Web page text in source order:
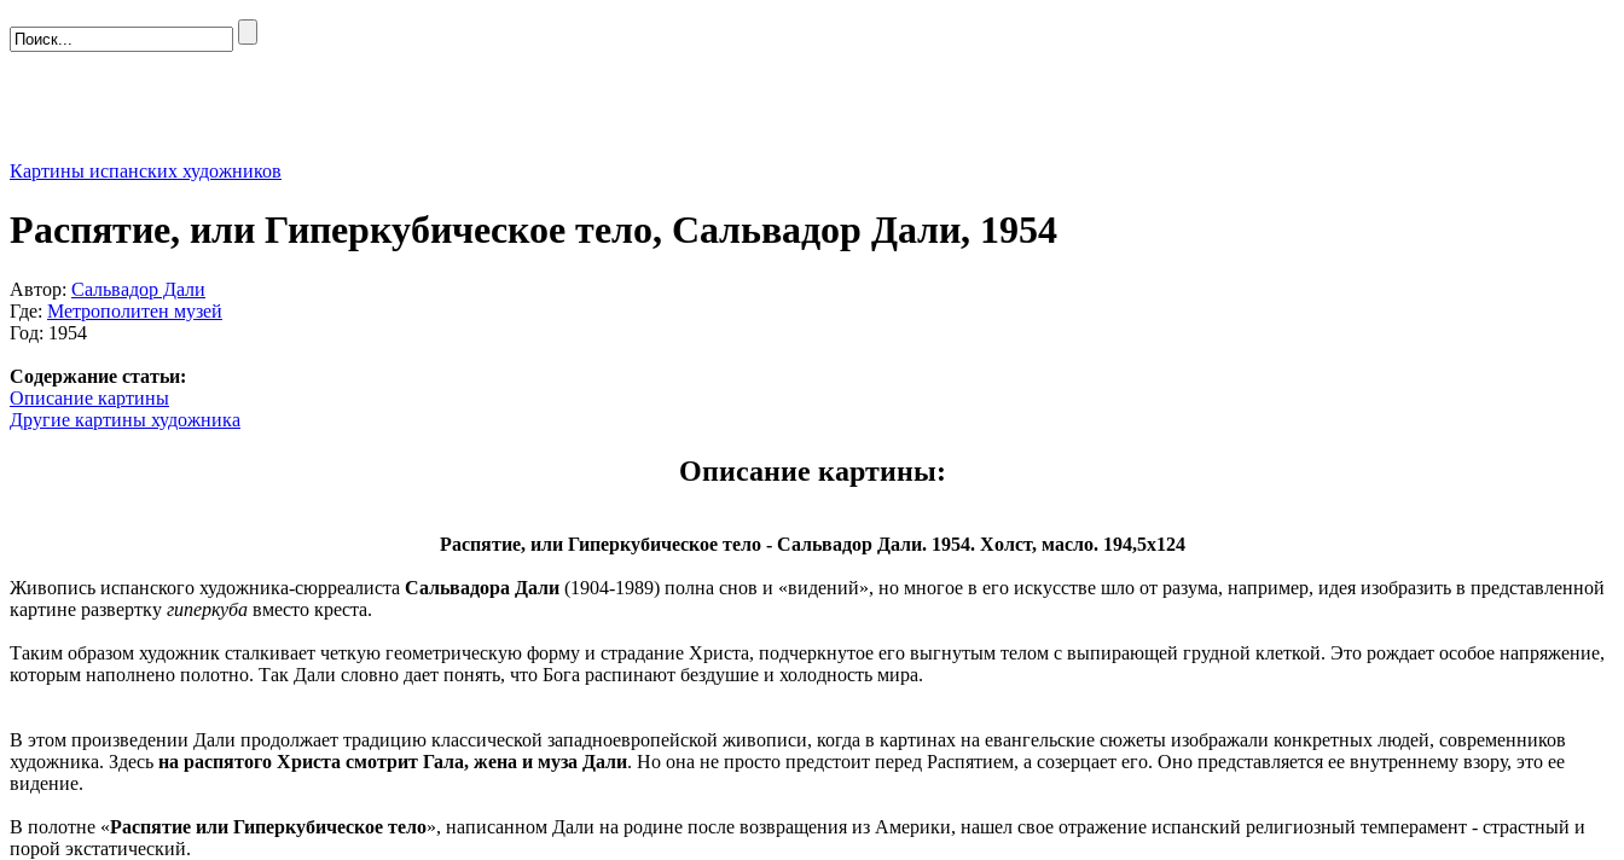
Картины испанских художников
Распятие, или Гиперкубическое тело, Сальвадор Дали, 1954
Автор: Сальвадор Дали
Где: Метрополитен музей
Год: 1954
Содержание статьи:
Описание картины
Другие картины художника
Описание картины:
Распятие, или Гиперкубическое тело - Сальвадор Дали. 1954. Холст, масло. 194,5x124
Живопись испанского художника-сюрреалиста Сальвадора Дали (1904-1989) полна снов и «видений», но многое в его искусстве шло от разума, например, идея изобразить в представленной
картине развертку гиперкуба вместо креста.
Таким образом художник сталкивает четкую геометрическую форму и страдание Христа, подчеркнутое его выгнутым телом с выпирающей грудной клеткой. Это рождает особое напряжение,
которым наполнено полотно. Так Дали словно дает понять, что Бога распинают бездушие и холодность мира.
В этом произведении Дали продолжает традицию классической западноевропейской живописи, когда в картинах на евангельские сюжеты изображали конкретных людей, современников
художника. Здесь на распятого Христа смотрит Гала, жена и муза Дали. Но она не просто предстоит перед Распятием, а созерцает его. Оно представляется ее внутреннему взору, это ее
видение.
В полотне «Распятие или Гиперкубическое тело», написанном Дали на родине после возвращения из Америки, нашел свое отражение испанский религиозный темперамент - страстный и
порой экстатический.